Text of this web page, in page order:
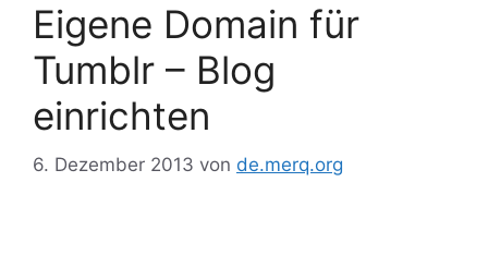
Eigene Domain für
Tumblr – Blog
einrichten
6. Dezember 2013 von de.merq.org